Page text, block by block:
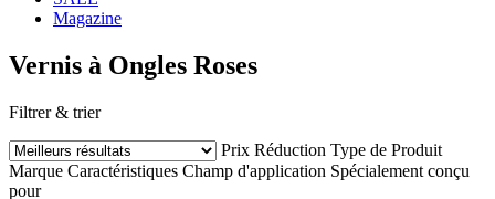
Magazine
Vernis à Ongles Roses
Filtrer & trier
Prix Réduction Type de Produit
Marque Caractéristiques Champ d'application Spécialement conçu
pour